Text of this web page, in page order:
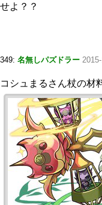
せよ？？
349: 名無しパズドラー
コシュまるさん杖の材